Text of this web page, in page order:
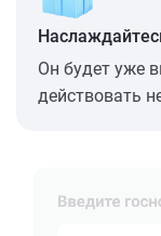
Он будет уже
действовать